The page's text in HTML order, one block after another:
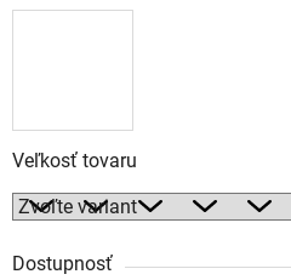
Veľkosť tovaru
Dostupnosť